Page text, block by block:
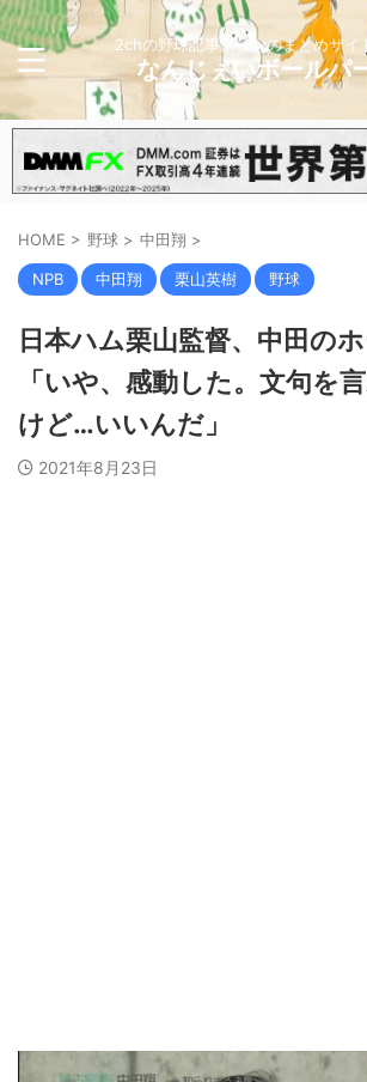
2chの野球記事メインのまとめサイ
なんじぇいボールパ
HOME > 野球 > 中田翔 >
NPB 中田翔 栗山英樹 野球
日本ハム栗山監督、中田の
「いや、感動した。文句を
けど…いいんだ」
2021年8月23日